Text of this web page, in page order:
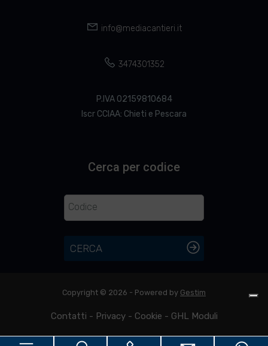
info@mediacantieri.it
3474301352
P.IVA 02159810684
Iscr CCIAA: Chieti e Pescara
Cerca per codice
CERCA
Copyright © 2026 - Powered by Gestim
Contatti - Privacy- Cookie - GHL Moduli